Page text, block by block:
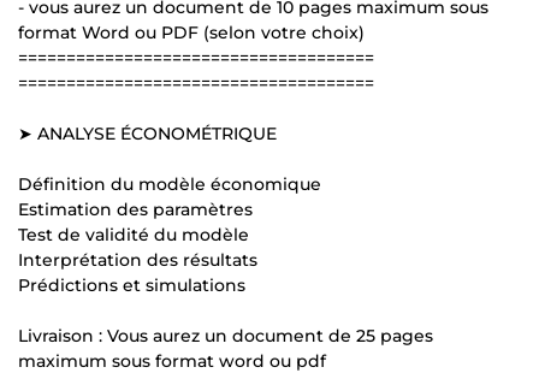
- vous aurez un document de 10 pages maximum sous
format Word ou PDF (selon votre choix)
=====================================
=====================================
➤ ANALYSE ÉCONOMÉTRIQUE
Définition du modèle économique
Estimation des paramètres
Test de validité du modèle
Interprétation des résultats
Prédictions et simulations
Livraison : Vous aurez un document de 25 pages
maximum sous format word ou pdf